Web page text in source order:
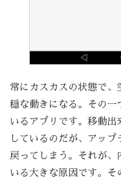
常にカスカスの状態で
穏な動きになる。その
いるアプリです。移動
しているのだが、アッ
戻ってしまう。それが、
いる大きな原因です。そ